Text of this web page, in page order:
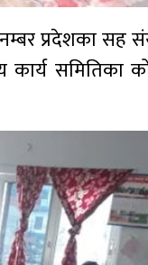
नम्बर प्रदेशका
समितिका